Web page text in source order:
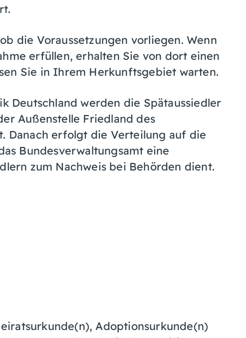
die Voraussetzungen vorliegen. Wenn
erfüllen, erhalten Sie von dort einen
Sie in Ihrem Herkunftsgebiet warten.
Deutschland werden die Spätaussiedler
Außenstelle Friedland des
Danach erfolgt die Verteilung auf die
Bundesverwaltungsamt eine
zum Nachweis bei Behörden dient.
Adoptionsurkunde(n)